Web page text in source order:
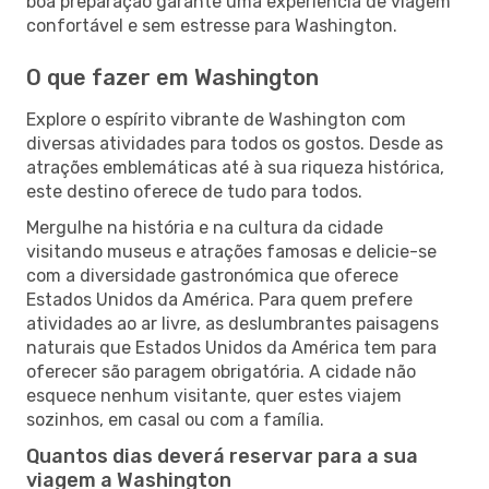
confortável e sem estresse para Washington.
O que fazer em Washington
Explore o espírito vibrante de Washington com
diversas atividades para todos os gostos. Desde as
atrações emblemáticas até à sua riqueza histórica,
este destino oferece de tudo para todos.
Mergulhe na história e na cultura da cidade
visitando museus e atrações famosas e delicie-se
com a diversidade gastronómica que oferece
Estados Unidos da América. Para quem prefere
atividades ao ar livre, as deslumbrantes paisagens
naturais que Estados Unidos da América tem para
oferecer são paragem obrigatória. A cidade não
esquece nenhum visitante, quer estes viajem
sozinhos, em casal ou com a família.
Quantos dias deverá reservar para a sua
viagem a Washington